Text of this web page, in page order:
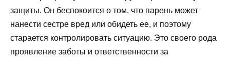
защиты. Он беспокоится о том, что парень может
нанести сестре вред или обидеть ее, и поэтому
старается контролировать ситуацию. Это своего рода
проявление заботы и ответственности за